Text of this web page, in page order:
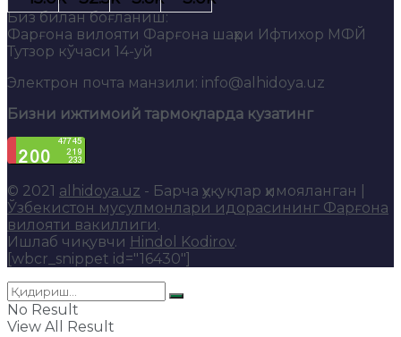
Биз билан боғланиш:
Фарғона вилояти Фарғона шаҳри Ифтихор МФЙ
Тутзор кўчаси 14-уй
Электрон почта манзили: info@alhidoya.uz
Бизни ижтимоий тармоқларда кузатинг
© 2021 alhidoya.uz - Барча ҳуқуқлар ҳимояланган |
Ўзбекистон мусулмонлари идорасининг Фарғона
вилояти вакиллиги.
Ишлаб чиқувчи Hindol Kodirov.
[wbcr_snippet id="16430"]
No Result
View All Result